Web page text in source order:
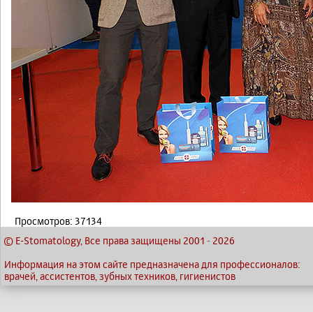
Просмотров: 37134
© E-Stomatology, Все права защищены 2001 - 2026
Информация на этом сайте предназначена для профессионалов:
врачей, ассистентов, зубных техников, гигиенистов